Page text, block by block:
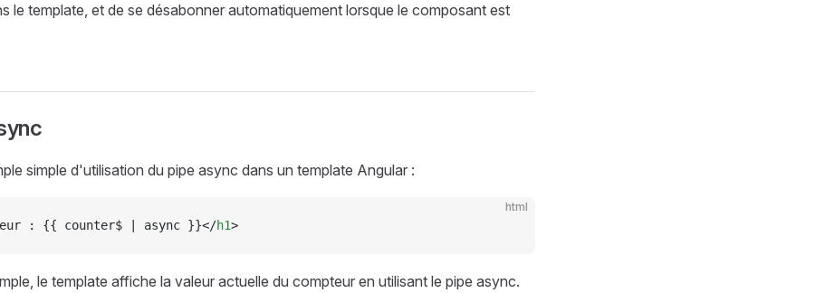
le template, et de se désabonner automatiquement lorsque le composant est
simple d'utilisation du pipe async dans un template Angular :
html
: {{ counter$ | async }}</h1>
le template affiche la valeur actuelle du compteur en utilisant le pipe async.